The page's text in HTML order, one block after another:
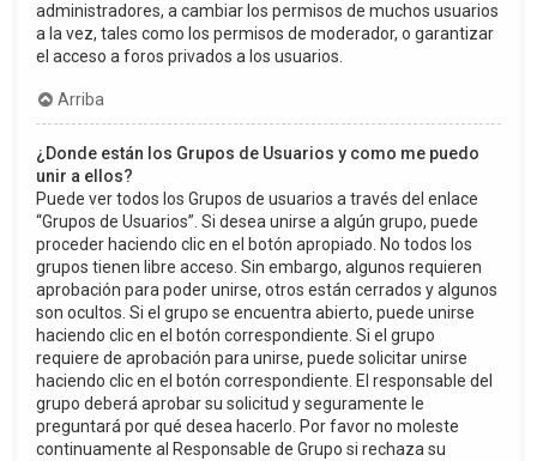
administradores, a cambiar los permisos de muchos usuarios
a la vez, tales como los permisos de moderador, o garantizar
el acceso a foros privados a los usuarios.
Arriba
¿Donde están los Grupos de Usuarios y como me puedo
unir a ellos?
Puede ver todos los Grupos de usuarios a través del enlace
“Grupos de Usuarios”. Si desea unirse a algún grupo, puede
proceder haciendo clic en el botón apropiado. No todos los
grupos tienen libre acceso. Sin embargo, algunos requieren
aprobación para poder unirse, otros están cerrados y algunos
son ocultos. Si el grupo se encuentra abierto, puede unirse
haciendo clic en el botón correspondiente. Si el grupo
requiere de aprobación para unirse, puede solicitar unirse
haciendo clic en el botón correspondiente. El responsable del
grupo deberá aprobar su solicitud y seguramente le
preguntará por qué desea hacerlo. Por favor no moleste
continuamente al Responsable de Grupo si rechaza su